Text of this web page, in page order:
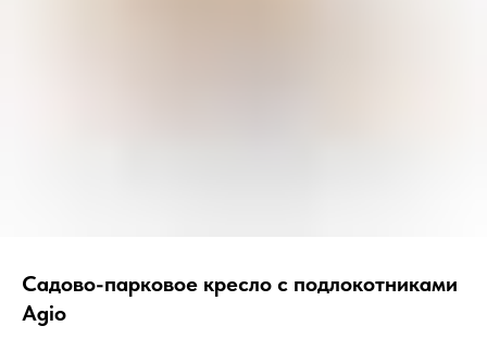
Садово-парковое кресло с подлокотниками
Agio